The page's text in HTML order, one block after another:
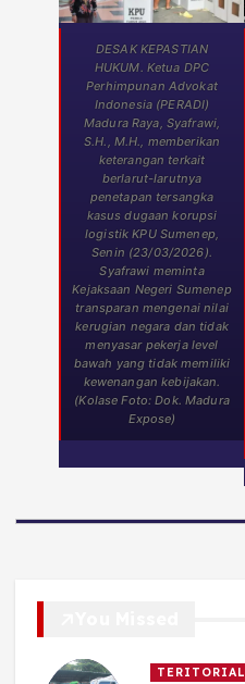
DESAK KEPASTIAN
HUKUM. Ketua DPC
Perhimpunan Advokat
Indonesia (PERADI)
Madura Raya, Syafrawi,
S.H., M.H., memberikan
keterangan terkait
berlarut-larutnya
penetapan tersangka
kasus dugaan korupsi
logistik KPU Sumenep,
Senin (23/03/2026).
Syafrawi meminta
Kejaksaan Negeri Sumenep
transparan mengenai nilai
kerugian negara dan tidak
menyasar pekerja level
bawah yang tidak memiliki
kewenangan kebijakan.
(Kolase Foto: Dok. Madura
Expose)
TERITORIAL